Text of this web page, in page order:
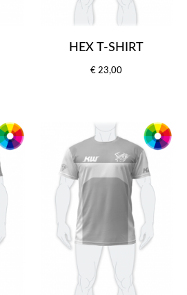
HEX T-SHIRT
€ 23,00